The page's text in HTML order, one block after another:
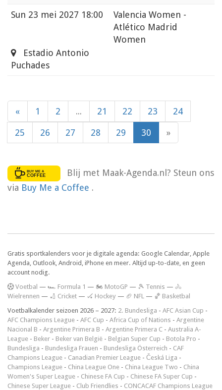
Sun 23 mei 2027 18:00
Valencia Women -
Atlético Madrid
Women
Estadio Antonio
Puchades
« 1 2 ... 21 22 23 24
25 26 27 28 29 30 »
Blij met Maak-Agenda.nl? Steun ons
via Buy Me a Coffee .
Gratis sportkalenders voor je digitale agenda: Google Calendar, Apple
Agenda, Outlook, Android, iPhone en meer. Altijd up-to-date, en geen
account nodig.
Voetbal — 🏎️ Formula 1 — 🏍 MotoGP — 🎾 Tennis — 🚴
Wielrennen — 🏏 Cricket — 🏑 Hockey — 🏈 NFL — 🏀 Basketbal
Voetbalkalender seizoen 2026 – 2027: 2. Bundesliga - AFC Asian Cup -
AFC Champions League - AFC Cup - Africa Cup of Nations - Argentine
Nacional B - Argentine Primera B - Argentine Primera C - Australia A-
League - Beker - Beker van België - Belgian Super Cup - Botola Pro -
Bundesliga - Bundesliga Frauen - Bundesliga Österreich - CAF
Champions League - Canadian Premier League - Česká Liga -
Champions League - China League One - China League Two - China
Women's Super League - Chinese FA Cup - Chinese FA Super Cup -
Chinese Super League - Club Friendlies - CONCACAF Champions League